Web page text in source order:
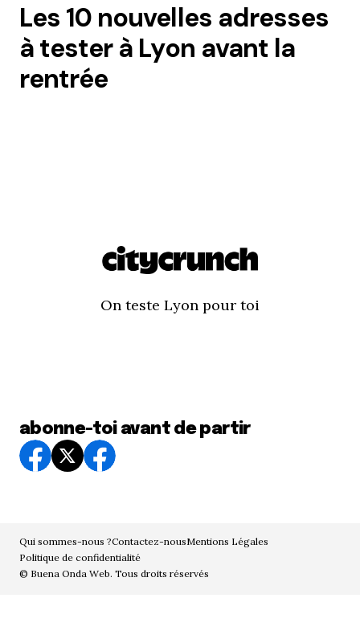
Les 10 nouvelles adresses
à tester à Lyon avant la
rentrée
On teste Lyon pour toi
abonne-toi avant de partir
Qui sommes-nous ?Contactez-nousMentions Légales
Politique de confidentialité
© Buena Onda Web. Tous droits réservés